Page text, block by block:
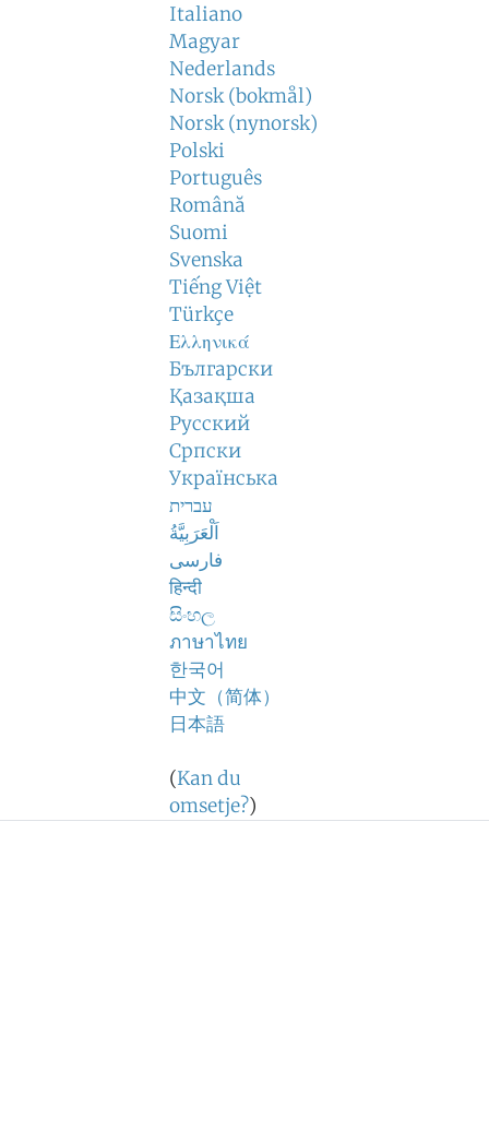
Italiano
Magyar
Nederlands
Norsk (bokmål)
Norsk (nynorsk)
Polski
Português
Română
Suomi
Svenska
Tiếng Việt
Türkçe
Ελληνικά
Български
Қазақша
Русский
Српски
Українська
עברית
اَلْعَرَبِيَّةُ
فارسی
हिन्दी
සිංහල
ภาษาไทย
한국어
中文（简体）
日本語
(Kan du
omsetje?)